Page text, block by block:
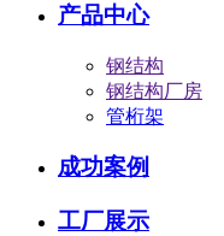
产品中心
钢结构
钢结构厂房
管桁架
成功案例
工厂展示